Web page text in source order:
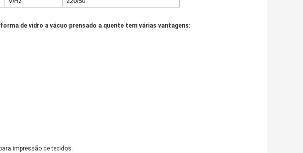
de vidro a vácuo prensado a quente tem várias vantagens:
impressão de tecidos.